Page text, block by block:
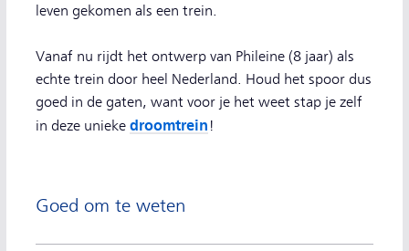
leven gekomen als een trein.
Vanaf nu rijdt het ontwerp van Phileine (8 jaar) als
echte trein door heel Nederland. Houd het spoor dus
goed in de gaten, want voor je het weet stap je zelf
in deze unieke droomtrein !
Goed om te weten